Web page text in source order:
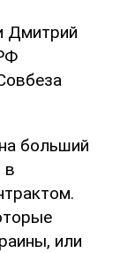
Дмитрий
больший
в
или